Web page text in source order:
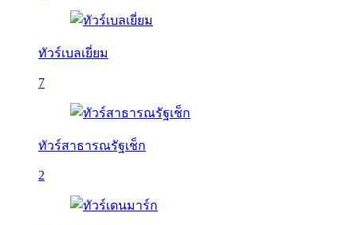
ทัวร์เบลเยี่ยม
7
ทัวร์สาธารณรัฐเช็ก
2